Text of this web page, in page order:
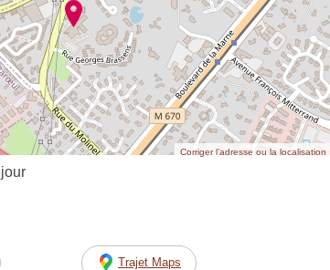
Corriger l’adresse ou la localisation
Trajet Maps